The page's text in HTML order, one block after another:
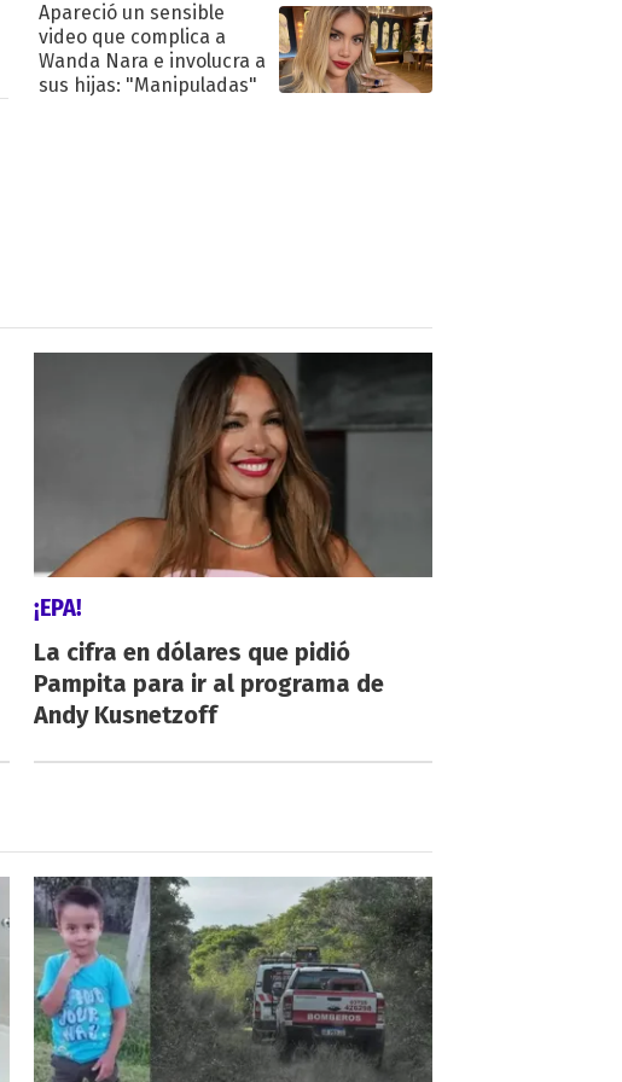
Apareció un sensible
video que complica a
Wanda Nara e involucra a
sus hijas: "Manipuladas"
¡EPA!
La cifra en dólares que pidió
Pampita para ir al programa de
Andy Kusnetzoff